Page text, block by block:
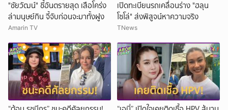
"ชัยวัฒน์" ชี้อันตรายสุด เสือโคร่ง
ล่ามนุษย์กิน จี้จับก่อนจะมาทั้งฝูง
Amarin TV
เปิดทะเบียนรถเคลื่อนร่าง "ฮลุน
โซโล่" ส่งพิสูจน์หาความจริง
TNews